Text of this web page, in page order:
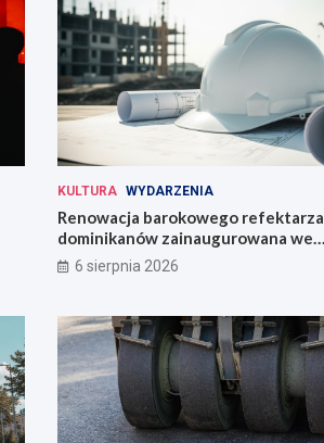
KULTURA WYDARZENIA
Renowacja barokowego refektarza
dominikanów zainaugurowana we
Wrocławiu
6 sierpnia 2026